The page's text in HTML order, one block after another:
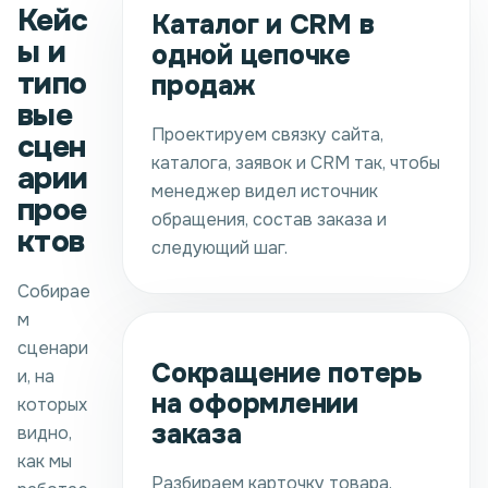
Кейс
ы и
типо
вые
сцен
арии
прое
ктов
Собирае
м
сценари
и, на
которых
видно,
как мы
Каталог и CRM в
одной цепочке
продаж
Проектируем связку сайта,
каталога, заявок и CRM так, чтобы
менеджер видел источник
обращения, состав заказа и
следующий шаг.
Сокращение потерь
на оформлении
заказа
Разбираем карточку товара,